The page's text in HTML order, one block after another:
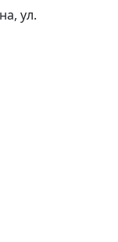
ул.